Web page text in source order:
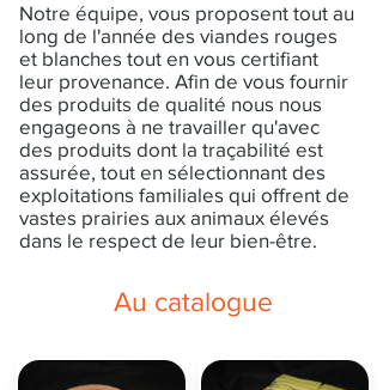
Notre équipe, vous proposent tout au
long de l'année des viandes rouges
et blanches tout en vous certifiant
leur provenance. Afin de vous fournir
des produits de qualité nous nous
engageons à ne travailler qu'avec
des produits dont la traçabilité est
assurée, tout en sélectionnant des
exploitations familiales qui offrent de
vastes prairies aux animaux élevés
dans le respect de leur bien-être.
Au catalogue